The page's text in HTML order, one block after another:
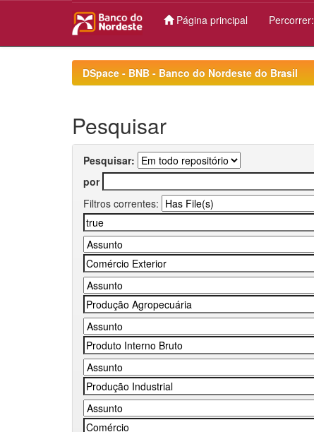
Página principal Percorrer:
DSpace - BNB - Banco do Nordeste do Brasil
Pesquisar
Pesquisar:
por
Filtros correntes: